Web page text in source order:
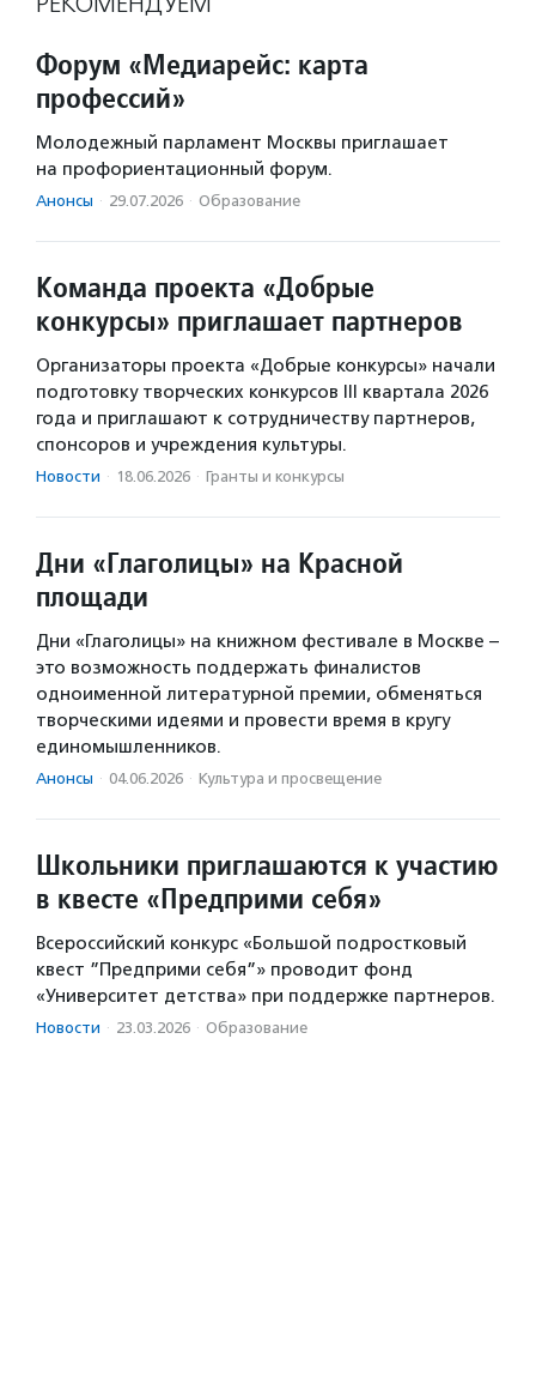
Форум «Медиарейс: карта
профессий»
Молодежный парламент Москвы приглашает
на профориентационный форум.
Анонсы · 29.07.2026 · Образование
Команда проекта «Добрые
конкурсы» приглашает партнеров
Организаторы проекта «Добрые конкурсы» начали
подготовку творческих конкурсов III квартала 2026
года и приглашают к сотрудничеству партнеров,
спонсоров и учреждения культуры.
Новости · 18.06.2026 · Гранты и конкурсы
Дни «Глаголицы» на Красной
площади
Дни «Глаголицы» на книжном фестивале в Москве –
это возможность поддержать финалистов
одноименной литературной премии, обменяться
творческими идеями и провести время в кругу
единомышленников.
Анонсы · 04.06.2026 · Культура и просвещение
Школьники приглашаются к участию
в квесте «Предприми себя»
Всероссийский конкурс «Большой подростковый
квест ”Предприми себя”» проводит фонд
«Университет детства» при поддержке партнеров.
Новости · 23.03.2026 · Образование